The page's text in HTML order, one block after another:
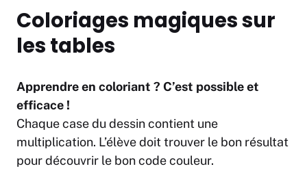
Coloriages magiques sur
les tables
Apprendre en coloriant ? C’est possible et
efficace !
Chaque case du dessin contient une
multiplication. L’élève doit trouver le bon résultat
pour découvrir le bon code couleur.